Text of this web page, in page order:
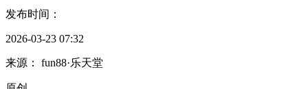
发布时间：
2026-03-23 07:32
来源： fun88·乐天堂